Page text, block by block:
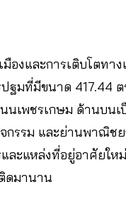
มืองและการเติบโตทา
ฐมที่มีขนาด 417.44 ต
นเพชรเกษม ด้านบน
กรรม และย่านพาณิช
ละแหล่งที่อยู่อาศัยให
ดมานาน